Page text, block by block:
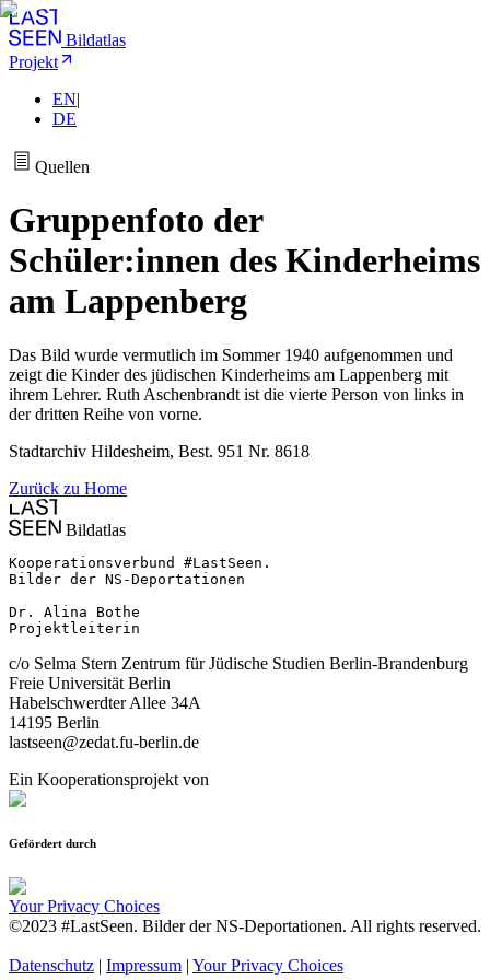
Bildatlas
Projekt
EN|
DE
Quellen
Gruppenfoto der
Schüler:innen des Kinderheims
am Lappenberg
Das Bild wurde vermutlich im Sommer 1940 aufgenommen und
zeigt die Kinder des jüdischen Kinderheims am Lappenberg mit
ihrem Lehrer. Ruth Aschenbrandt ist die vierte Person von links in
der dritten Reihe von vorne.
Stadtarchiv Hildesheim, Best. 951 Nr. 8618
Zurück zu Home
Bildatlas
Kooperationsverbund #LastSeen.
Bilder der NS-Deportationen
Dr. Alina Bothe
Projektleiterin
c/o Selma Stern Zentrum für Jüdische Studien Berlin-Brandenburg
Freie Universität Berlin
Habelschwerdter Allee 34A
14195 Berlin
lastseen@zedat.fu-berlin.de
Ein Kooperationsprojekt von
Gefördert durch
Your Privacy Choices
©2023 #LastSeen. Bilder der NS-Deportationen. All rights reserved.
Datenschutz | Impressum | Your Privacy Choices